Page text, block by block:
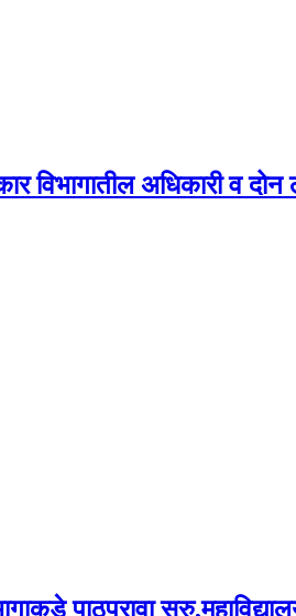
विभागातील अधिकारी व दोन
पाठपुरावा